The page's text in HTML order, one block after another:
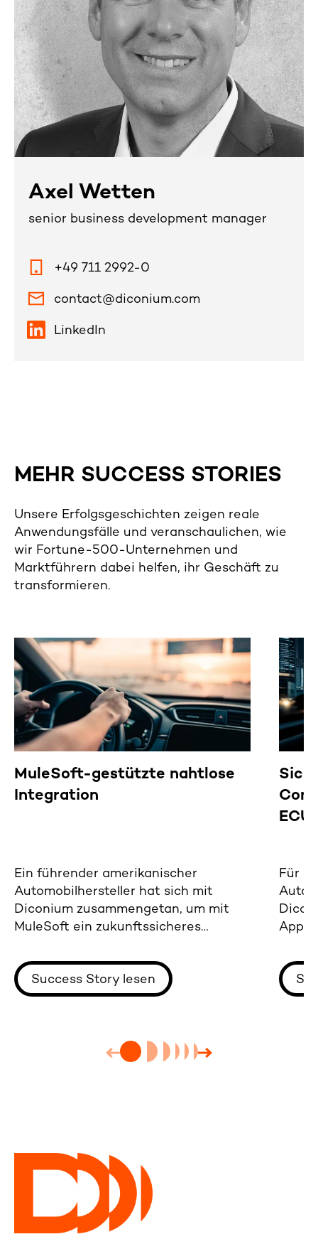
Axel Wetten
senior business development manager
+49 711 2992-0
contact@diconium.com
LinkedIn
MEHR SUCCESS STORIES
Unsere Erfolgsgeschichten zeigen reale
Anwendungsfälle und veranschaulichen, wie
wir Fortune-500-Unternehmen und
Marktführern dabei helfen, ihr Geschäft zu
transformieren.
MuleSoft-gestützte nahtlose
Integration
Ein führender amerikanischer
Automobilhersteller hat sich mit
Diconium zusammengetan, um mit
MuleSoft ein zukunftssicheres
Success Story lesen
Für